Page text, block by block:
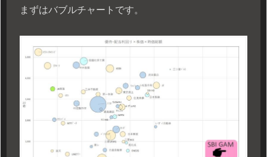
まずはバブルチャートです。